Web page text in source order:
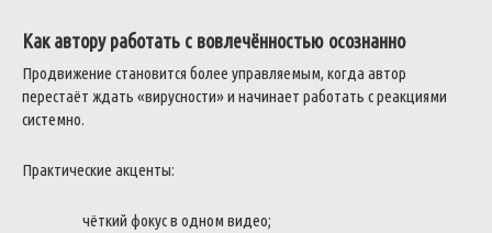
Как автору работать с вовлечённостью осознанно
Продвижение становится более управляемым, когда автор
перестаёт ждать «вирусности» и начинает работать с реакциями
системно.
Практические акценты:
чёткий фокус в одном видео;